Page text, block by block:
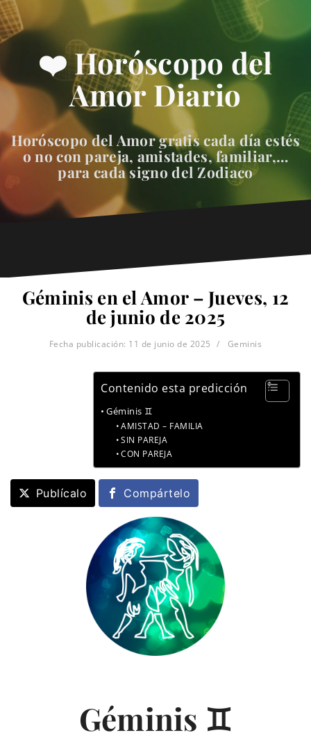
❤️ Horóscopo del
Amor Diario
Horóscopo del Amor gratis cada día estés
o no con pareja, amistades, familiar,…
para cada signo del Zodiaco
Géminis en el Amor – Jueves, 12
de junio de 2025
Fecha publicación: 11 de junio de 2025 Geminis
Contenido esta predicción
Géminis ♊
AMISTAD – FAMILIA
SIN PAREJA
CON PAREJA
Publícalo Compártelo
Géminis ♊